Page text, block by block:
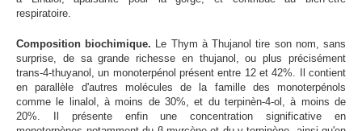
respiratoire.
Composition biochimique. Le Thym à Thujanol tire son nom, sans
surprise, de sa grande richesse en thujanol, ou plus précisément
trans-4-thuyanol, un monoterpénol présent entre 12 et 42%. Il contient
en parallèle d'autres molécules de la famille des monoterpénols
comme le linalol, à moins de 30%, et du terpinèn-4-ol, à moins de
20%. Il présente enfin une concentration significative en